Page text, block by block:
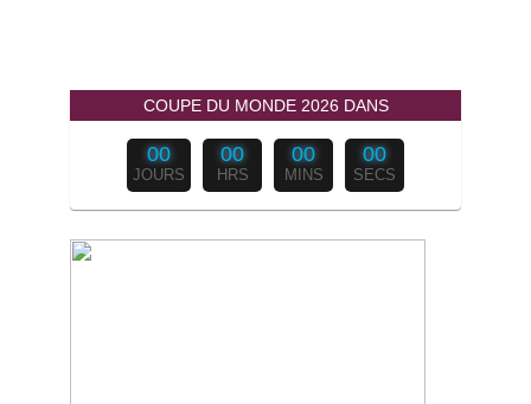
COUPE DU MONDE 2026 DANS
00
JOURS
00
HRS
00
MINS
00
SECS